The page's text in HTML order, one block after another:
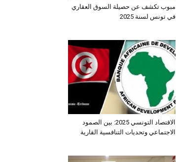
مبوب تكشف عن حصيلة السوق العقاري
في تونس لسنة 2025
الاقتصاد التونسي 2025: بين الصمود
الاجتماعي وتحديات التنافسية القارية